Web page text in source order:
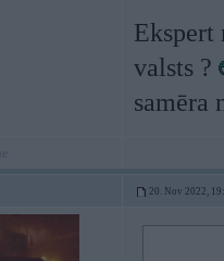
Ekspert
valsts ?
samēra
20. Nov 2022,